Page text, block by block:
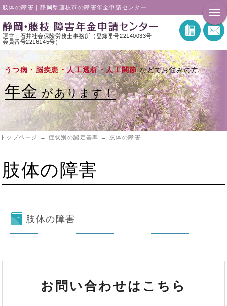
肢体の障害｜静岡県藤枝市の障害年金申請センター
運営：石井社会保険労務士事務所（登録番号22140033号
会員番号2216145号）
うつ病・脳疾患・人工透析・人工関節などでお悩みの方
年金 があります！
トップページ → 症状別の認定基準 → 肢体の障害
肢体の障害
肢体の障害
お問い合わせはこちら